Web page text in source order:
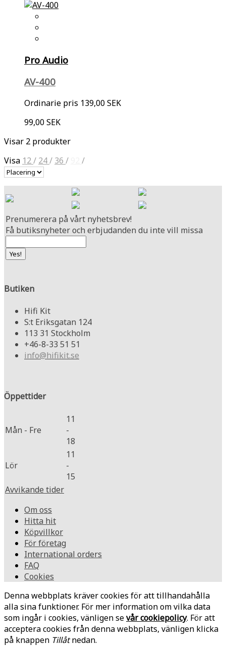
Pro Audio
AV-400
Ordinarie pris 139,00 SEK
99,00 SEK
Visar 2 produkter
Visa 12/ 24/ 36 / /
Prenumerera på vårt nyhetsbrev!
Få butiksnyheter och erbjudanden du inte vill missa
Butiken
Hifi Kit
S:t Eriksgatan 124
113 31 Stockholm
+46-8-33 51 51
info@hifikit.se
Öppettider
Mån - Fre
11
-
18
Lör
11
-
15
Avvikande tider
Om oss
Hitta hit
Köpvillkor
För företag
International orders
FAQ
Cookies
Denna webbplats kräver cookies för att tillhandahålla
alla sina funktioner. För mer information om vilka data
som ingår i cookies, vänligen sevår cookiepolicy. För att
acceptera cookies från denna webbplats, vänligen klicka
på knappen Tillåtnedan.